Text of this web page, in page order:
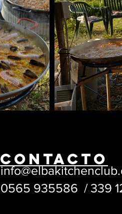
CONTACTO
0565 935586 / 339